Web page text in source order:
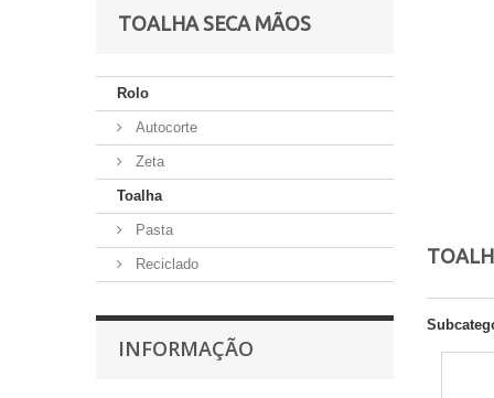
TOALHA SECA MÃOS
Rolo
Autocorte
Zeta
Toalha
Pasta
Reciclado
INFORMAÇÃO